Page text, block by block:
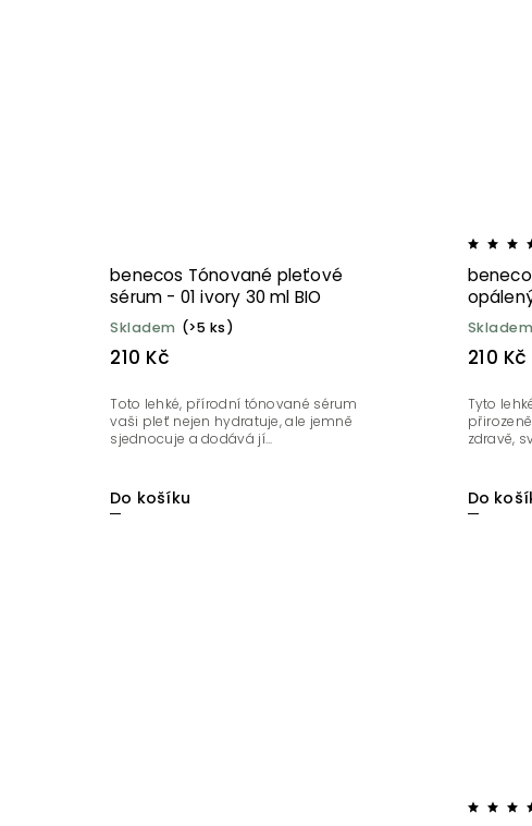
benecos Tónované pleťové
sérum - 01 ivory 30 ml BIO
Skladem (>5 ks)
210 Kč
Do košíku
Toto lehké, přírodní tónované sérum
vaši pleť nejen hydratuje, ale jemně
sjednocuje a dodává jí...
Skladem
210 Kč
Do
Tyto
zdravě,